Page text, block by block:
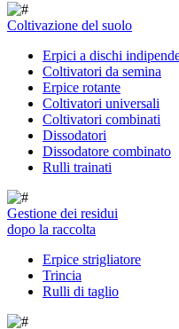
Coltivazione del suolo
Erpici a dischi
Coltivatori da semina
Erpice rotante
Coltivatori universali
Coltivatori combinati
Dissodatori
Dissodatore combinato
Rulli trainati
Gestione dei residui
dopo la raccolta
Erpice strigliatore
Trincia
Rulli di taglio